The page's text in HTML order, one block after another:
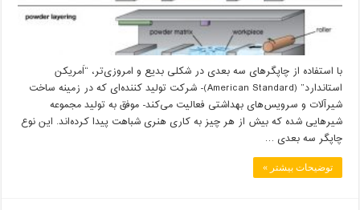
با استفاده از چاپگرهای سه بعدی در شکلی بدیع و امروزی‌تر، “اَمریکن
استاندارد” (American Standard)- شرکت تولید کننده‌ای که در زمینه‌ ساخت
شیرآلات و سرویس‌های بهداشتی فعالیت می‌کند- موفق به تولید مجموعه
شیرهایی شده که بیش از هر چیز به کاری هنری شباهت پیدا کرده‌اند. این نوع
چاپگر سه بعدی …
توضیحات بیشتر »